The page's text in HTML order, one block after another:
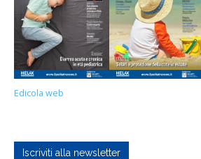
Edicola web
Iscriviti alla newsletter